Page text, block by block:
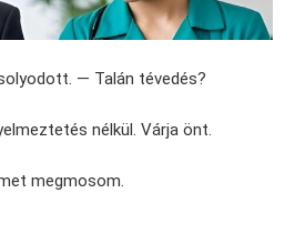
— Talán tévedés?
nélkül. Várja önt.
megmosom.